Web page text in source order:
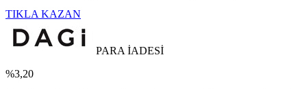
TIKLA KAZAN
PARA İADESİ
%3,20